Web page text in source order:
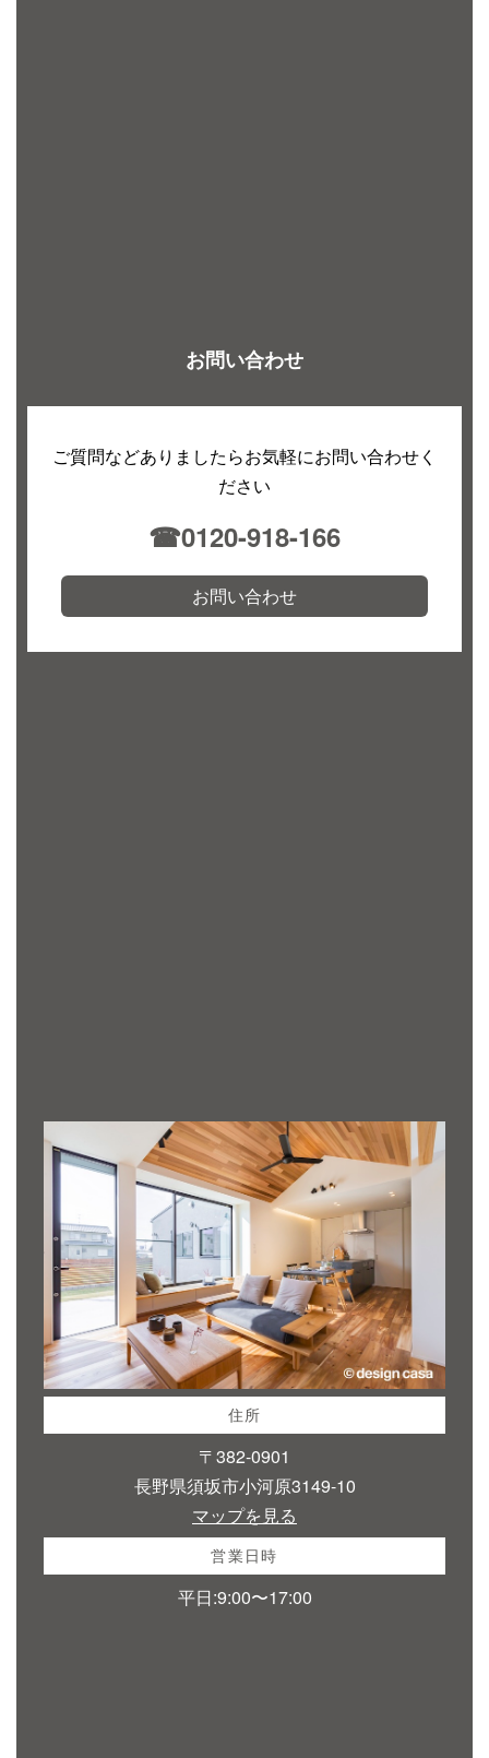
お問い合わせ
ご質問などありましたらお気軽にお問い合わせく
ださい
☎︎0120-918-166
お問い合わせ
住所
〒382-0901
長野県須坂市小河原3149-10
マップを見る
営業日時
平日:9:00〜17:00